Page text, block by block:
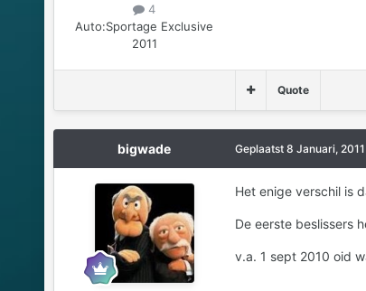
4
Auto:Sportage Exclusive
2011
Quote
bigwade Geplaatst 8 Januari, 2011
Het enige verschil is
De eerste beslissers
v.a. 1 sept 2010 oid